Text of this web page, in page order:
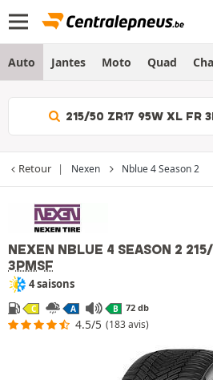
Auto Jantes Moto Quad
215/50 ZR17 95W XL
Retour Nexen Nblue 4 Season 2
NEXEN NBLUE 4 SEASON 2
3PMSF
4 saisons
C A B 72 db
4.5/5 (183 avis)